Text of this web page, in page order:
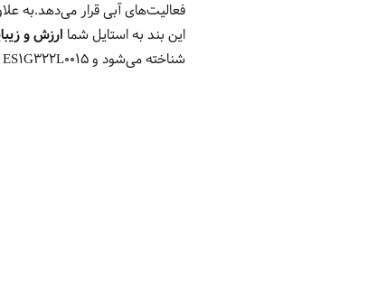
این بند به استایل شما ارزش و
شناخته می‌شود و ES1G322L0015 نماینده‌ای استثنایی از این تعهد است.